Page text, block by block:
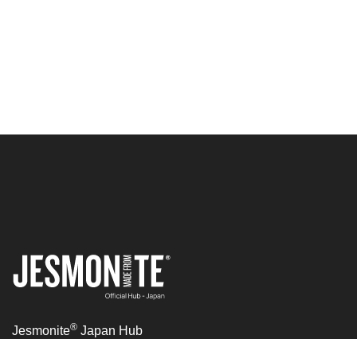
Jesmonite® Japan Hub